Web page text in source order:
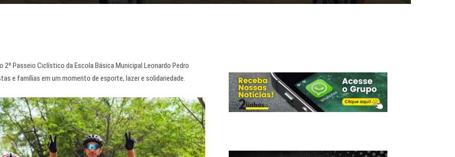
Passeio Ciclístico da Escola Básica Municipal Leonardo Pedro
e famílias em um momento de esporte, lazer e solidariedade.